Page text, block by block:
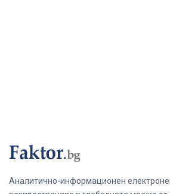
Аналитично-информационен